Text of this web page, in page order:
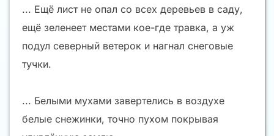
... Ещё лист не опал со всех деревьев в саду,
ещё зеленеет местами кое-где травка, а уж
подул северный ветерок и нагнал снеговые
тучки.
... Белыми мухами завертелись в воздухе
белые снежинки, точно пухом покрывая